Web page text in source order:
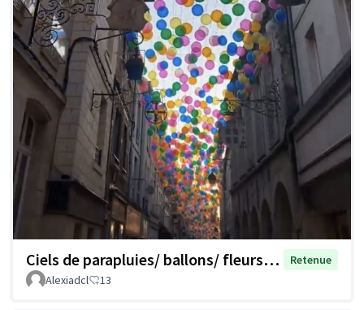
Ciels de parapluies/ ballons/ fleurs…
Retenue
Alexiadcl
13